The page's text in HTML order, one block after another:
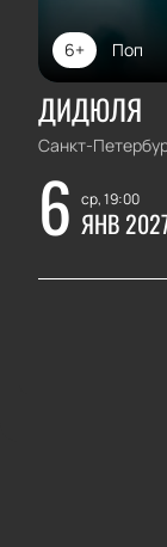
Поп
6+
ДИДЮЛЯ
Санкт-
6 ср, 19:00
ЯНВ